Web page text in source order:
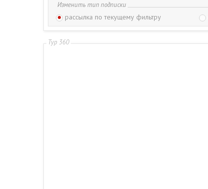
Изменить тип подписки
рассылка по текущему фильтру